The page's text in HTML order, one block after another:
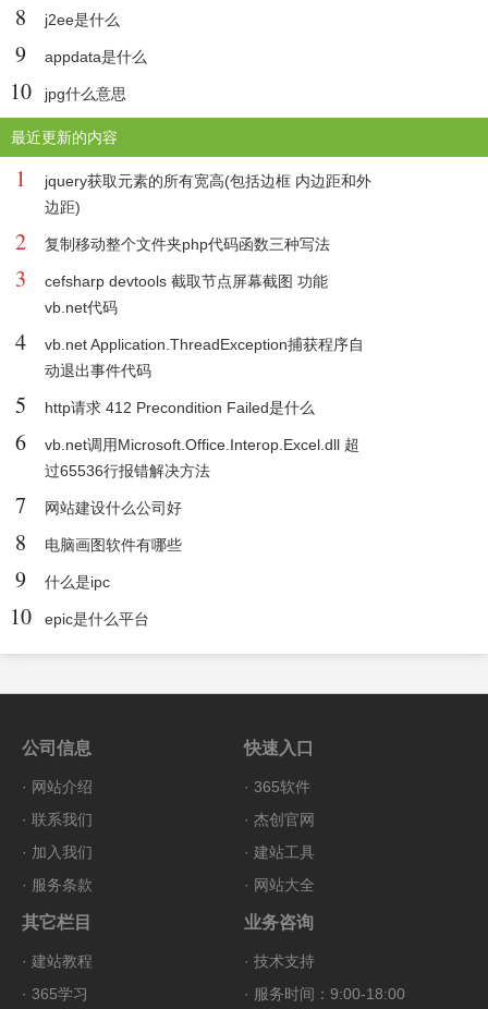
8 j2ee是什么
9 appdata是什么
10 jpg什么意思
最近更新的内容
1
jquery获取元素的所有宽高(包括边框 内边距和外
边距)
2 复制移动整个文件夹php代码函数三种写法
3
cefsharp devtools 截取节点屏幕截图 功能
vb.net代码
4
vb.net Application.ThreadException捕获程序自
动退出事件代码
5 http请求 412 Precondition Failed是什么
6
vb.net调用Microsoft.Office.Interop.Excel.dll 超
过65536行报错解决方法
7 网站建设什么公司好
8 电脑画图软件有哪些
9 什么是ipc
10 epic是什么平台
公司信息
· 网站介绍
· 联系我们
· 加入我们
· 服务条款
快速入口
· 365软件
· 杰创官网
· 建站工具
· 网站大全
其它栏目
· 建站教程
· 365学习
业务咨询
· 技术支持
· 服务时间：9:00-18:00